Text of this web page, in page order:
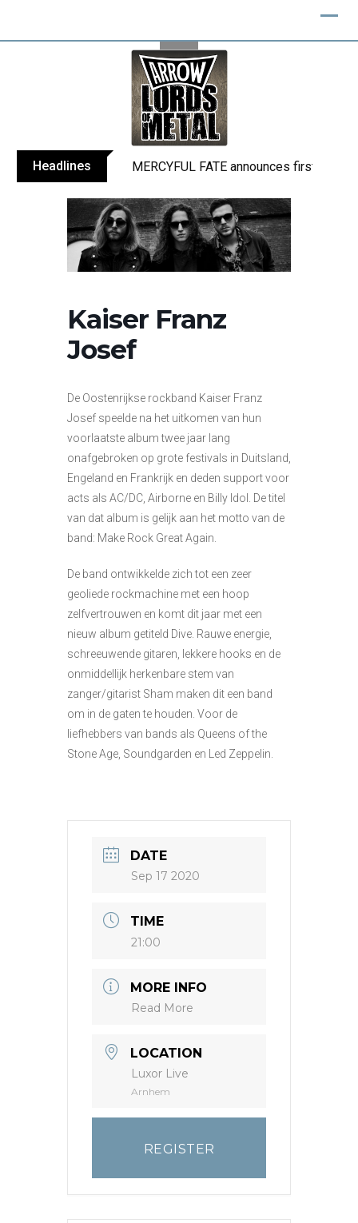
Headlines MERCYFUL FATE announces first live
Kaiser Franz
Josef
De Oostenrijkse rockband Kaiser Franz
Josef speelde na het uitkomen van hun
voorlaatste album twee jaar lang
onafgebroken op grote festivals in Duitsland,
Engeland en Frankrijk en deden support voor
acts als AC/DC, Airborne en Billy Idol. De titel
van dat album is gelijk aan het motto van de
band: Make Rock Great Again.
De band ontwikkelde zich tot een zeer
geoliede rockmachine met een hoop
zelfvertrouwen en komt dit jaar met een
nieuw album getiteld Dive. Rauwe energie,
schreeuwende gitaren, lekkere hooks en de
onmiddellijk herkenbare stem van
zanger/gitarist Sham maken dit een band
om in de gaten te houden. Voor de
liefhebbers van bands als Queens of the
Stone Age, Soundgarden en Led Zeppelin.
DATE
Sep 17 2020
TIME
21:00
MORE INFO
Read More
LOCATION
Luxor Live
Arnhem
REGISTER